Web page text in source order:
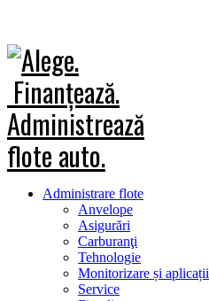
Administrare flote
Anvelope
Asigurări
Carburanţi
Tehnologie
Monitorizare și aplicații
Service